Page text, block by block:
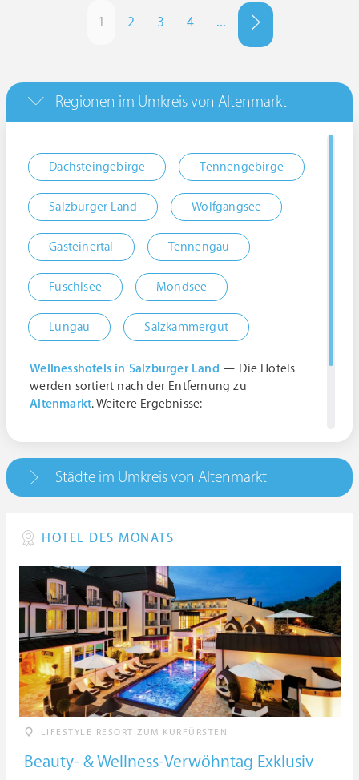
1 2 3 4 ...
Regionen im Umkreis von Altenmarkt
Dachsteingebirge Tennengebirge
Salzburger Land Wolfgangsee
Gasteinertal Tennengau
Fuschlsee Mondsee
Lungau Salzkammergut
Wellnesshotels in Salzburger Land — Die Hotels
werden sortiert nach der Entfernung zu
Altenmarkt. Weitere Ergebnisse:
5541 Altenmarkt im Pongau, Österreich |
Städte im Umkreis von Altenmarkt
HOTEL DES MONATS
LIFESTYLE RESORT ZUM KURFÜRSTEN
Beauty- & Wellness-Verwöhntag Exklusiv